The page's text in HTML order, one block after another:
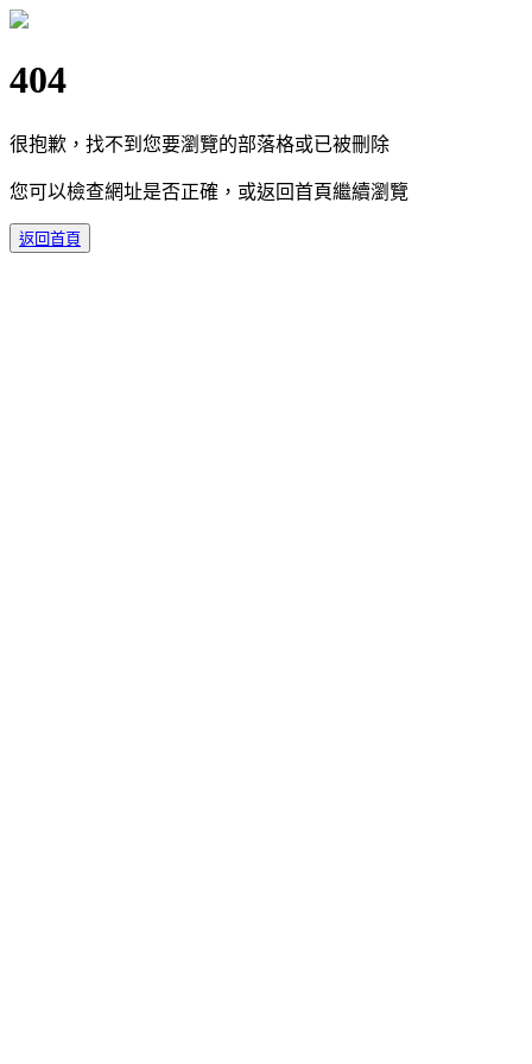
404
很抱歉，找不到您要瀏覽的部落格或已被刪除
您可以檢查網址是否正確，或返回首頁繼續瀏覽
返回首頁